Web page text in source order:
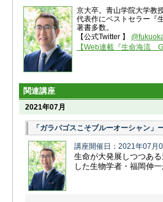
京大卒。青山学院大学教
代表作にベストセラー『
著書多数。
【公式Twitter 】
【Web連載『生命海流
関連講座
2021年07月
「ガラパゴスこそブルーオーシャン
講座開催日：2021年07月
生命が大発展しつつあ
した生物学者・福岡伸